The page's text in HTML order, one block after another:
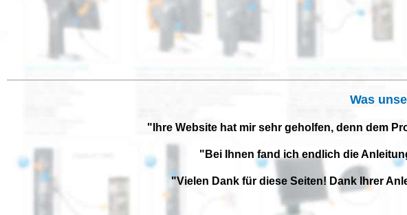
Was
"Ihre Website hat mir sehr geholfen, denn dem
"Bei Ihnen fand ich endlich die
"Vielen Dank für diese Seiten! Dank Ihrer